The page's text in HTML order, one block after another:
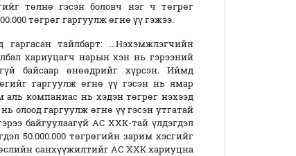
төлнө гэсэн боловч нэг ч төгрөг
төгрөг гаргуулж өгнө үү гэжээ.
тайлбарт: ...Нэхэмжлэгчийн
хариуцагч нарын хэн нь гэрээний
байсаар өнөөдрийг хүрсэн. Иймд
гаргуулж өгнө үү гэсэн нь ямар
аль компаниас нь хэдэн төгрөг нэхээд
олоод гаргуулж өгнө үү гэсэн утгатай
байгуулаагүй АС ХХК-тай үлдэгдэл
50.000.000 төгрөгийн зарим хэсгийг
санхүүжилтийг АС ХХК хариуцна